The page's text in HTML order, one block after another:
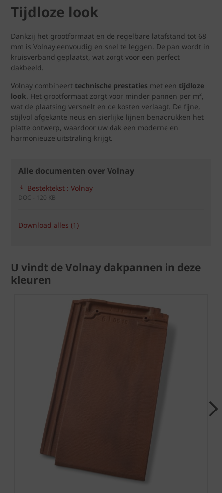
Tijdloze look
Dankzij het grootformaat en de regelbare latafstand tot 68
mm is Volnay eenvoudig en snel te leggen. De pan wordt in
kruisverband geplaatst, wat zorgt voor een perfect
dakbeeld.
Volnay combineert technische prestaties met een tijdloze
look. Het grootformaat zorgt voor minder pannen per m²,
wat de plaatsing versnelt en de kosten verlaagt. De fijne,
stijlvol afgekante neus en sierlijke lijnen benadrukken het
platte ontwerp, waardoor uw dak een moderne en
harmonieuze uitstraling krijgt.
Alle documenten over Volnay
Bestektekst : Volnay
DOC - 120 KB
Download alles (1)
U vindt de Volnay dakpannen in deze
kleuren
Next